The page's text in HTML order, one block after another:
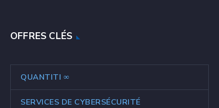
OFFRES CLÉS
QUANTITI ∞
SERVICES DE CYBERSÉCURITÉ